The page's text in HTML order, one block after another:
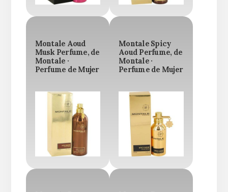
Montale Aoud
Musk Perfume, de
Montale ·
Perfume de Mujer
Montale Spicy
Aoud Perfume, de
Montale ·
Perfume de Mujer